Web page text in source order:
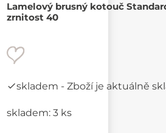
Lamelový brusný kotouč
zrnitost 40
skladem - Zboží je aktuálně
skladem: 3 ks